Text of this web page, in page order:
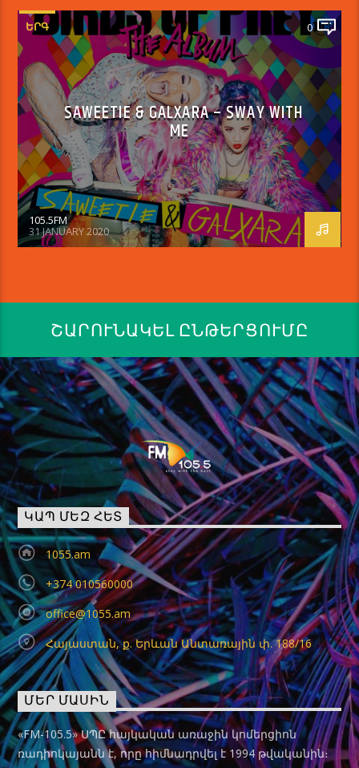
ԵՐԳ 0
SAWEETIE & GALXARA – SWAY WITH
ME
105.5FM
31 JANUARY 2020
ՇԱՐՈՒՆԱԿԵԼ ԸՆԹԵՐՑՈՒՄԸ
ԿԱՊ ՄԵԶ ՀԵՏ
1055.am
+374 010560000
office@1055.am
Հայաստան, ք. Երևան Անտառային փ. 188/16
ՄԵՐ ՄԱՍԻՆ
«FM-105.5» ՍՊԸ հայկական առաջին կոմերցիոն
ռադիոկայանն է, որը հիմնադրվել է 1994 թվականին։